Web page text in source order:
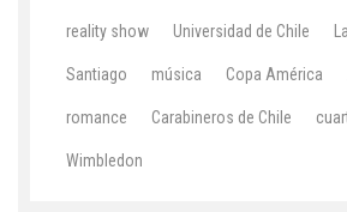
reality show Universidad de Chile
Santiago música Copa América
romance Carabineros de Chile
Wimbledon